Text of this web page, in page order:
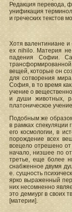
Редакция перевода,
унификация
и греческих текстов
Хотя валентиниане
ex nihilo. Материя не
падения Софии.
вещей, которые он
для сотворения
София, в то время
учение о
и души животных,
платоническое
Подобным же
в рамках спекуляции
его космологии, в
порождение всех
всецело отрешено
начало, низшее по
третье, еще более
снабженное двумя
е. сущность
ярко выраженный
них несомненно
это демиург в своих
[материи].